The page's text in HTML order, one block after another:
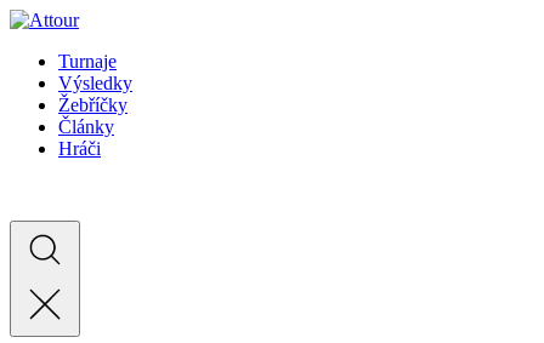
Turnaje
Výsledky
Žebříčky
Články
Hráči